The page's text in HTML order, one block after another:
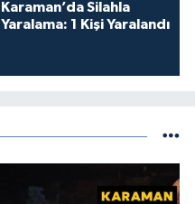
Karaman’da Silahla
Yaralama: 1 Kişi Yaralandı